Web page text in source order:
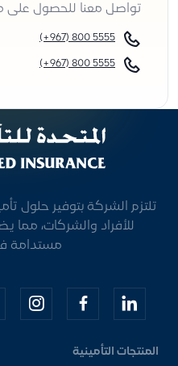
تواصل معنا للحصول على
‎(+967) 800 5555
(+967) 800 5555
المركز الرئيسي
تلتزم الشركة بتوفير حلول
للأفراد والشركات، مما
مستدامة
المنتجات التأمينية